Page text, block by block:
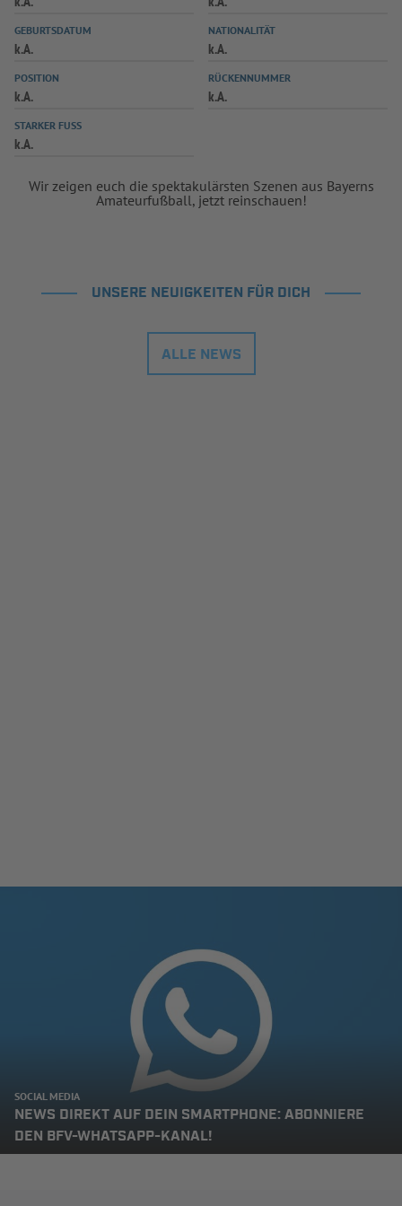
SPIELPLUS
GEBURTSDATUM
k.A.
NATIONALITÄT
k.A.
POSITION
k.A.
RÜCKENNUMMER
k.A.
STARKER FUSS
k.A.
Wir zeigen euch die spektakulärsten Szenen aus Bayerns
Amateurfußball, jetzt reinschauen!
UNSERE NEUIGKEITEN FÜR DICH
ALLE NEWS
SOCIAL MEDIA
NEWS DIREKT AUF DEIN SMARTPHONE: ABONNIERE
DEN BFV-WHATSAPP-KANAL!